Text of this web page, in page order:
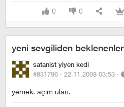
0 0
yeni sevgiliden beklenenler
satanist yiyen kedi
#831796 · 22.11.2008 03:53 ·
yemek. açım ulan.